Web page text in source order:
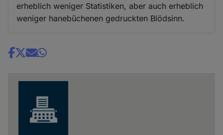
erheblich weniger Statistiken, aber auch erheblich
weniger hanebüchenen gedruckten Blödsinn.
Share